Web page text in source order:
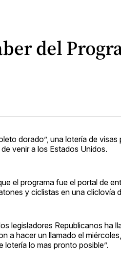
del
dorado”, una lotería de
venir a los Estados Unidos.
el programa fue el portal de
y ciclistas en una cliclovía
legisladores Republicanos ha
a hacer un llamado el
lotería lo mas pronto posible”.